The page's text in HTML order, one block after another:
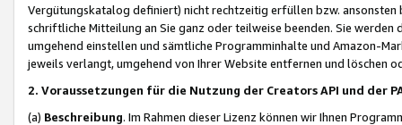
Vergütungskatalog definiert) nicht rechtzeitig erfüllen bzw. ansonsten
schriftliche Mitteilung an Sie ganz oder teilweise beenden. Sie werden
umgehend einstellen und sämtliche Programminhalte und Amazon-
jeweils verlangt, umgehend von Ihrer Website entfernen und löschen
2. Voraussetzungen für die Nutzung der Creators API und der
(a) Beschreibung. Im Rahmen dieser Lizenz können wir Ihnen